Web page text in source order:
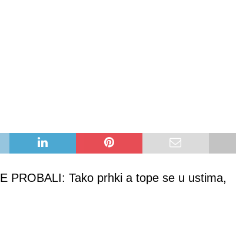
PROBALI: Tako prhki a tope se u ustima,